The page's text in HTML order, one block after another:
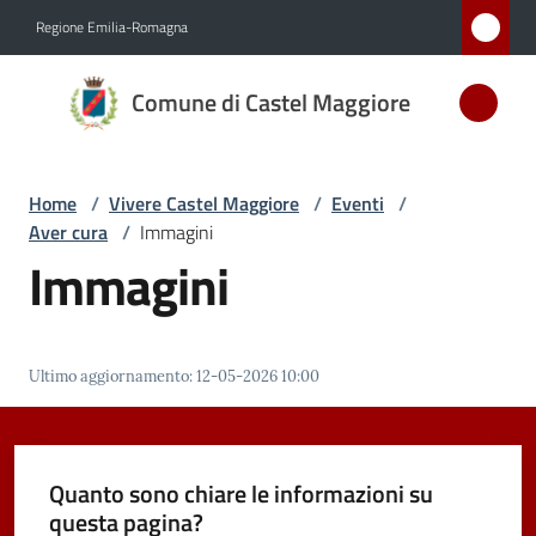
Regione Emilia-Romagna
Comune di Castel Maggiore
Comune
di Castel
D'ARGENTO
AL MERITO
Amministrazione
Novità
Servizi
Home / Vivere Castel Maggiore / Eventi /
Aver cura / Immagini
Immagini
Ultimo aggiornamento:12-05-2026 10:00
Quanto sono chiare le informazioni su
questa pagina?